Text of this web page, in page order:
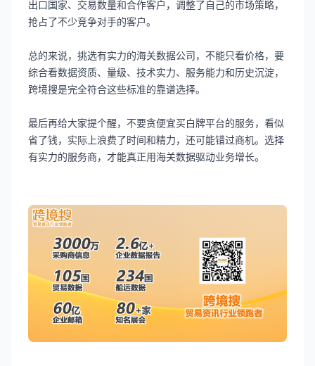
出口国家、交易数量和合作客户，调整了自己的市场策略，
抢占了不少竞争对手的客户。
总的来说，挑选有实力的海关数据公司，不能只看价格，要
综合看数据资质、量级、技术实力、服务能力和历史沉淀，
跨境搜是完全符合这些标准的靠谱选择。
最后再给大家提个醒，不要贪便宜买白牌平台的服务，看似
省了钱，实际上浪费了时间和精力，还可能错过商机。选择
有实力的服务商，才能真正用海关数据驱动业务增长。